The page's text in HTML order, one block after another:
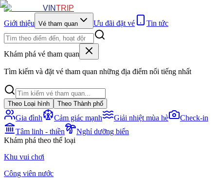
VINTRIP
Giới thiệu Vé tham quan Ưu đãi đặt vé Tin tức
Khám phá vé tham quan
Tìm kiếm và đặt vé tham quan những địa điểm nổi tiếng nhất
Theo Loại hình Theo Thành phố
Gia đình Cảm giác mạnh Giải nhiệt mùa hè
Check-in
Tâm linh - thiền
Nghỉ dưỡng biển
Khám phá theo thể loại
Khu vui chơi
Công viên nước